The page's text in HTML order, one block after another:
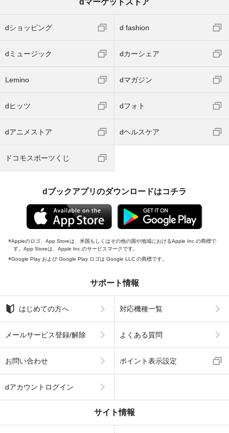
dショッピング d fashion
dミュージック dカーシェア
Lemino dマガジン
dヒッツ dフォト
dアニメストア dヘルスケア
ドコモスポーツくじ
dブックアプリのダウンロードはコチラ
Appleのロゴ、App Storeは、米国もしくはその他の国や地域におけるApple Inc.の商標で
す。App Storeは、Apple Inc.のサービスマークです。
Google Play および Google Play ロゴは Google LLC の商標です。
サポート情報
はじめての方へ 対応機種一覧
メールサービス登録/解除 よくある質問
お問い合わせ ポイント表示設定
dアカウントログイン
サイト情報